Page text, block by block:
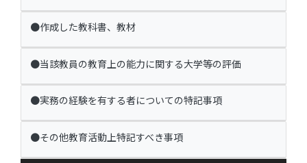
●作成した教科書、教材
●当該教員の教育上の能力に関する大学等の評価
●実務の経験を有する者についての特記事項
●その他教育活動上特記すべき事項